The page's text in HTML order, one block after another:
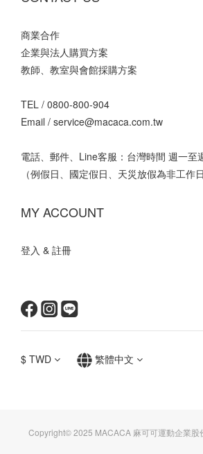
商業合作
企業與法人購買方案
教師、教室與會館採購方案
TEL / 0800-800-904
Email / service@macaca.com.tw
電話、郵件、Line客服：台灣時間 週一至
（例假日、國定假日、天災放假為非工作日
MY ACCOUNT
登入 & 註冊
$ TWD 繁體中文
Copyright© 2025 MACACA 麻可可運動企業股